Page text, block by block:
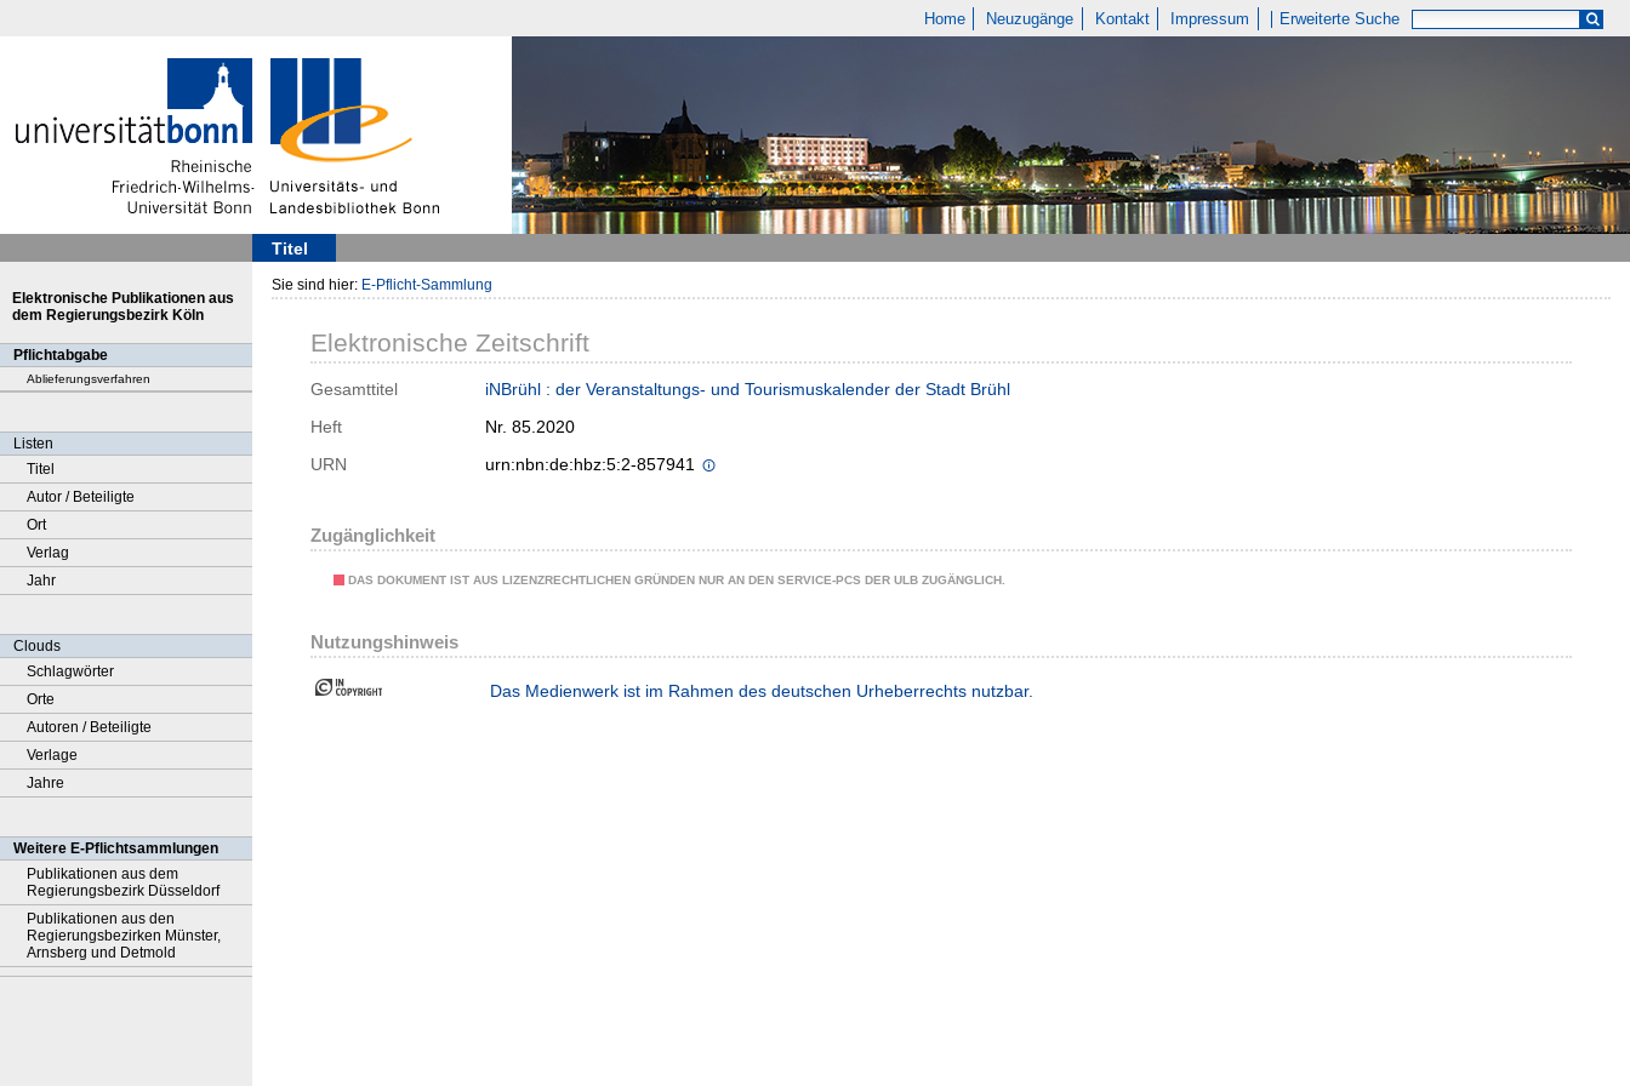
Home Neuzugänge Kontakt Impressum Erweiterte Suche
Titel
Elektronische Publikationen aus
dem Regierungsbezirk Köln
Pflichtabgabe
Ablieferungsverfahren
Listen
Titel
Autor / Beteiligte
Ort
Verlag
Jahr
Clouds
Schlagwörter
Orte
Autoren / Beteiligte
Verlage
Jahre
Weitere E-Pflichtsammlungen
Publikationen aus dem
Regierungsbezirk Düsseldorf
Publikationen aus den
Regierungsbezirken Münster,
Arnsberg und Detmold
Sie sind hier: E-Pflicht-Sammlung
Elektronische Zeitschrift
Gesamttitel
iNBrühl : der Veranstaltungs- und Tourismuskalender der Stadt Brühl
Heft
Nr. 85.2020
URN
urn:nbn:de:hbz:5:2-857941
Zugänglichkeit
DAS DOKUMENT IST AUS LIZENZRECHTLICHEN GRÜNDEN NUR AN DEN SERVICE-PCS DER ULB ZUGÄNGLICH.
Nutzungshinweis
Das Medienwerk ist im Rahmen des deutschen Urheberrechts nutzbar.